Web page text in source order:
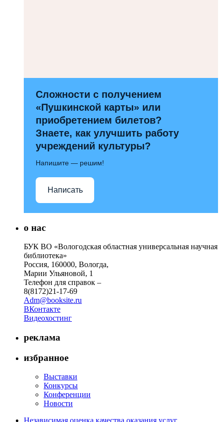
Сложности с получением
«Пушкинской карты» или
приобретением билетов?
Знаете, как улучшить работу
учреждений культуры?
Напишите — решим!
Написать
о нас
БУК ВО «Вологодская областная универсальная научная
библиотека»
Россия, 160000, Вологда,
Марии Ульяновой, 1
Телефон для справок –
8(8172)21-17-69
Adm@booksite.ru
ВКонтакте
Видеохостинг
реклама
избранное
Выставки
Конкурсы
Конференции
Новости